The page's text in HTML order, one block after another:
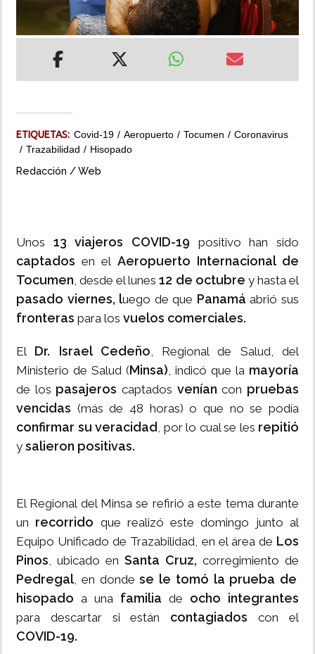
ETIQUETAS: Covid-19 Aeropuerto Tocumen
Coronavirus
Trazabilidad
Hisopado
Redacción / Web
Unos 13 viajeros COVID-19 positivo han sido
captados en el Aeropuerto Internacional de
Tocumen, desde el lunes12 de octubre y hasta el
pasado viernes, luego de que Panamá abrió sus
fronteras para los vuelos comerciales.
El Dr. Israel Cedeño, Regional de Salud, del
Ministerio de Salud (Minsa), indicó que la mayoría
de los pasajeroscaptados venían con pruebas
vencidas (más de 48 horas) o que no se podía
confirmar su veracidad , por lo cual se les repitió
y salieron positivas.
El Regional del Minsa se refirió a este tema durante
un recorrido que realizó este domingo junto al
Equipo Unificado de Trazabilidad, en el área de Los
Pinos, ubicado en Santa Cruz, corregimiento de
Pedregal, en dondese le tomó la prueba de
hisopado a una familia de ocho integrantes
para descartar si están contagiadoscon el
COVID-19.